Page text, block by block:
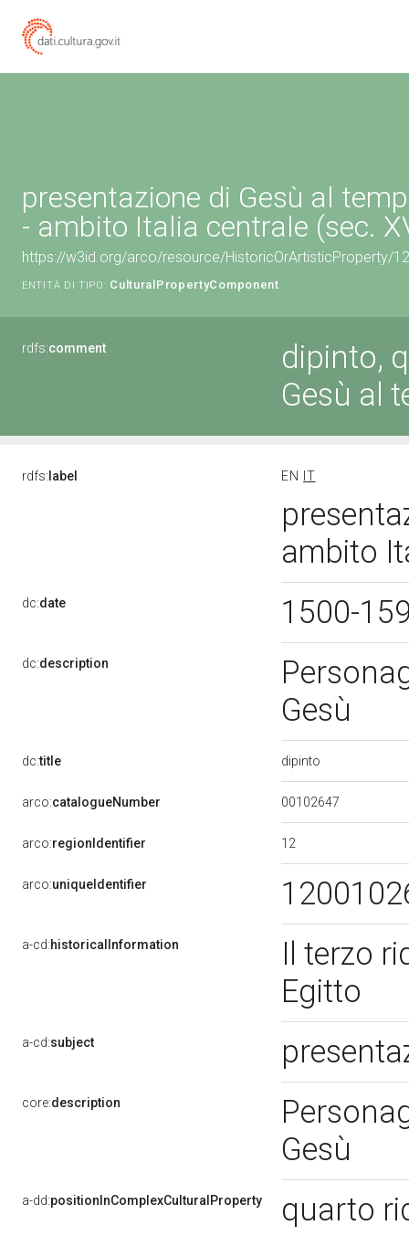
presentazione di Gesù al
- ambito Italia centrale (sec.
https://w3id.org/arco/resource/HistoricOrArtisticProperty/
ENTITÀ DI TIPO: CulturalPropertyComponent
rdfs:comment
dipinto,
Gesù al
rdfs: label EN IT
ambito
dc:date 1500-
dc:description
Gesù
dc:title dipinto
arco:catalogueNumber 00102647
arco:regionIdentifier 12
arco:uniqueIdentifier
a-cd:historicalInformation
Il terzo
Egitto
a-cd:subject
core:description
Gesù
a-dd:positionInComplexCulturalProperty quarto